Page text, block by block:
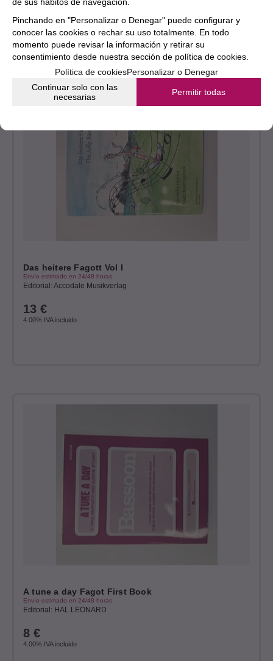
Das heitere Fagott Vol I
Envío estimado en 24/48 horas
Editorial: Accodale Musikverlag
13 €
4.00% IVA incluido
A tune a day Fagot First Book
Envío estimado en 24/48 horas
Editorial: HAL LEONARD
8 €
4.00% IVA incluido
Pinchando en "Personalizar o Denegar" puede configurar y
conocer las cookies o rechar su uso totalmente. En todo
momento puede revisar la información y retirar su
consentimiento desde nuestra sección de política de cookies.
Política de cookiesPersonalizar o Denegar
Continuar solo con las
necesarias
Permitir todas